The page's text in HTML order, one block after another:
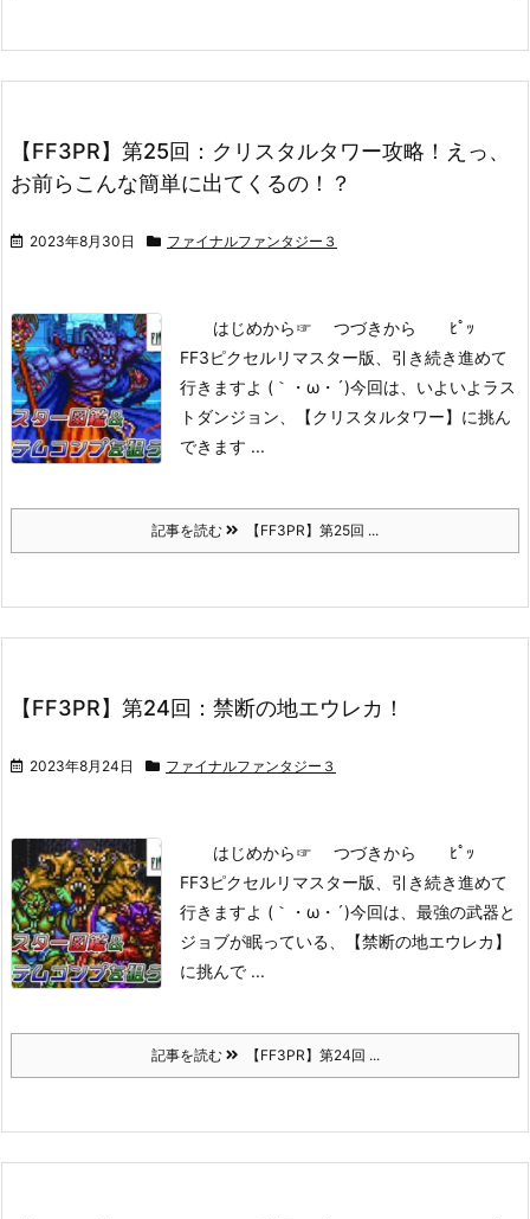
【FF3PR】第25回：クリスタルタワー攻略！えっ、
お前らこんな簡単に出てくるの！？
2023年8月30日 ファイナルファンタジー３
はじめから☞ つづきから ﾋﾟｯ
FF3ピクセルリマスター版、引き続き進めて
行きますよ (｀・ω・´)今回は、いよいよラス
トダンジョン、【クリスタルタワー】に挑ん
できます ...
記事を読む 【FF3PR】第25回 ...
【FF3PR】第24回：禁断の地エウレカ！
2023年8月24日 ファイナルファンタジー３
はじめから☞ つづきから ﾋﾟｯ
FF3ピクセルリマスター版、引き続き進めて
行きますよ (｀・ω・´)今回は、最強の武器と
ジョブが眠っている、【禁断の地エウレカ】
に挑んで ...
記事を読む 【FF3PR】第24回 ...